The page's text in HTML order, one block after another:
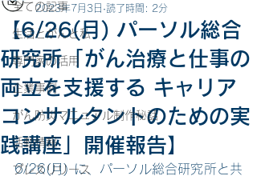
全ての記事
生活とがんと私
専門家の活用
企業事例
がん防災マニュアル制作秘話
活動情報
プレスリリース
【6/26(月) パーソル総合
研究所「がん治療と仕事の
両立を支援する キャリア
コンサルタントのための実
践講座」開催報告】
2023年7月3日 読了時間: 2分
6/26(月) に、パーソル総合研究所と共